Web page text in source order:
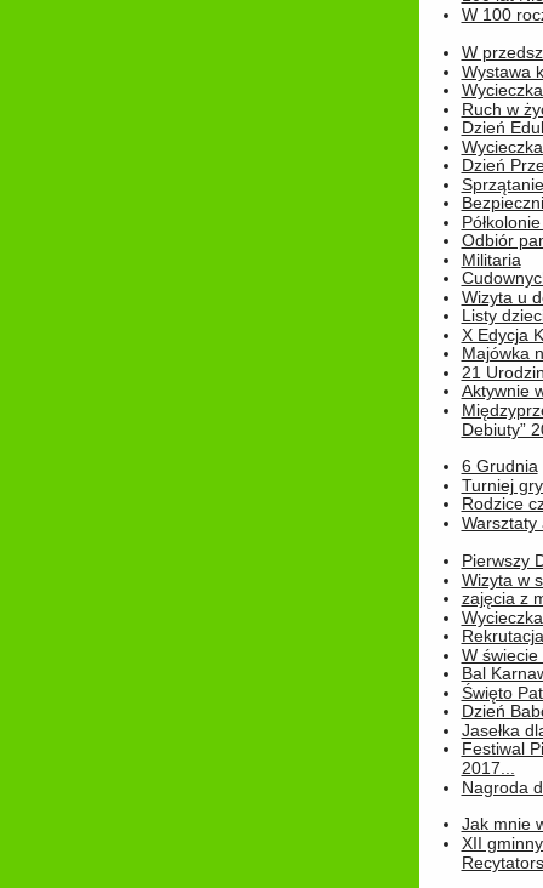
W 100
W
Wystawa
Ruch w
Dzień
Dzień
Odbiór
Militaria
Wizyta u
Listy
X Edycja
Majówka
21
Aktywnie
Debiuty”
6 Grudnia
Turniej
Rodzice
Warsztaty
Pierwszy
Wizyta w
zajęcia z
W świecie
Bal
Święto
Dzień
Jasełka
Festiwal
2017...
Nagroda
Jak mnie
XII